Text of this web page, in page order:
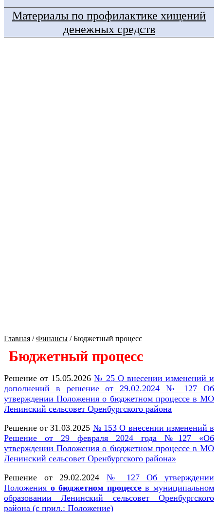
Материалы по профилактике хищений
денежных средств
Главная /Финансы /Бюджетный процесс
Бюджетный процесс
Решение от 15.05.2026№ 25 О внесении изменений и
дополнений в решение от 29.02.2024 № 127 Об
утверждении Положения о бюджетном процессе в МО
Ленинский сельсовет Оренбургского района
Решение от 31.03.2025 № 153 О внесении изменений в
Решение от 29 февраля 2024 года №127 «Об
утверждении Положения о бюджетном процессе в МО
Ленинский сельсовет Оренбургского района»
Решение от 29.02.2024 № 127 Об утверждении
Положения о бюджетном процессев муниципальном
образовании Ленинский сельсовет Оренбургского
района (с прил.: Положение)